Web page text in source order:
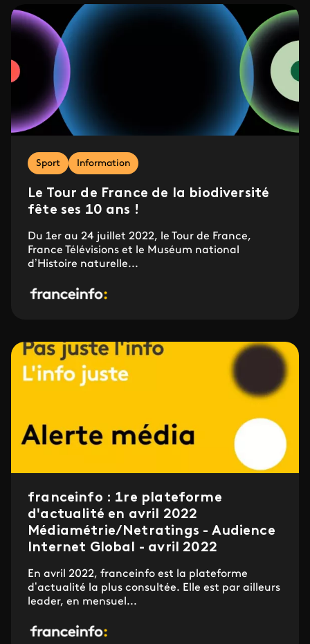
Sport Information
Le Tour de France de la biodiversité
fête ses 10 ans !
​​​​Du 1er au 24 juillet 2022, le Tour de France,
France Télévisions et le Muséum national
d’Histoire naturelle...
franceinfo : 1re plateforme
d'actualité en avril 2022
Médiamétrie/Netratings - Audience
Internet Global - avril 2022
En avril 2022, franceinfo est la plateforme
d’actualité la plus consultée. Elle est par ailleurs
leader, en mensuel...